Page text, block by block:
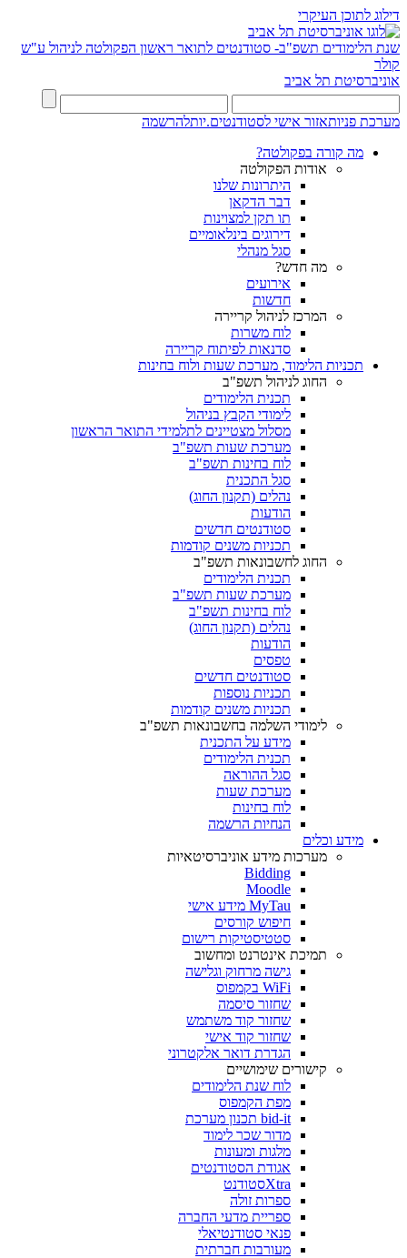
דילוג לתוכן העיקרי
שנת הלימודים תשפ"ב- סטודנטים לתואר ראשון הפקולטה לניהול ע"ש
קולר
אוניברסיטת תל אביב
מערכת פניותאזור אישי לסטודנטים.יותלהרשמה
מה קורה בפקולטה?
אודות הפקולטה
היתרונות שלנו
דבר הדקאן
תו תקן למצוינות
דירוגים בינלאומיים
סגל מנהלי
מה חדש?
אירועים
חדשות
המרכז לניהול קריירה
לוח משרות
סדנאות לפיתוח קריירה
תכניות הלימוד, מערכת שעות ולוח בחינות
החוג לניהול תשפ"ב
תכנית הלימודים
לימודי הקבץ בניהול
מסלול מצטיינים לתלמידי התואר הראשון
מערכת שעות תשפ"ב
לוח בחינות תשפ"ב
סגל התכנית
נהלים (תקנון החוג)
הודעות
סטודנטים חדשים
תכניות משנים קודמות
החוג לחשבונאות תשפ"ב
תכנית הלימודים
מערכת שעות תשפ"ב
לוח בחינות תשפ"ב
נהלים (תקנון החוג)
הודעות
טפסים
סטודנטים חדשים
תכניות נוספות
תכניות משנים קודמות
לימודי השלמה בחשבונאות תשפ"ב
מידע על התכנית
תכנית הלימודים
סגל ההוראה
מערכת שעות
לוח בחינות
הנחיות הרשמה
מידע וכלים
מערכות מידע אוניברסיטאיות
Bidding
Moodle
MyTau מידע אישי
חיפוש קורסים
סטטיסטיקות רישום
תמיכת אינטרנט ומחשוב
גישה מרחוק וגלישה
WiFi בקמפוס
שחזור סיסמה
שחזור קוד משתמש
שחזור קוד אישי
הגדרת דואר אלקטרוני
קישורים שימושיים
לוח שנת הלימודים
מפת הקמפוס
bid-it תכנון מערכת
מדור שכר לימוד
מלגות ומעונות
אגודת הסטודנטים
Xtraסטודנט
ספרות זולה
ספריית מדעי החברה
פנאי סטודנטיאלי
מעורבות חברתית